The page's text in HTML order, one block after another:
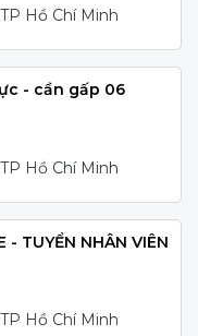
TP Hồ Chí Minh
- cần gấp 06
TP Hồ Chí Minh
- TUYỂN NHÂN VIÊN
TP Hồ Chí Minh